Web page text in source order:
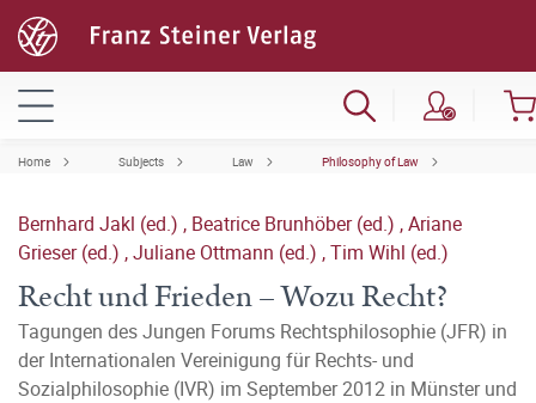
Home Subjects Law Philosophy of Law
Bernhard Jakl (ed.) , Beatrice Brunhöber (ed.) ,Ariane
Grieser (ed.) ,Juliane Ottmann (ed.) ,Tim Wihl (ed.)
Recht und Frieden – Wozu Recht?
Tagungen des Jungen Forums Rechtsphilosophie (JFR) in
der Internationalen Vereinigung für Rechts- und
Sozialphilosophie (IVR) im September 2012 in Münster und